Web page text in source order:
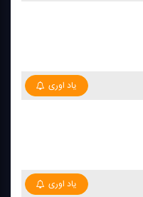
یاد اوری
یاد اوری